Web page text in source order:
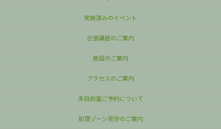
実施済みのイベント
出張講座のご案内
施設のご案内
アクセスのご案内
多目的室ご予約について
処理ゾーン見学のご案内